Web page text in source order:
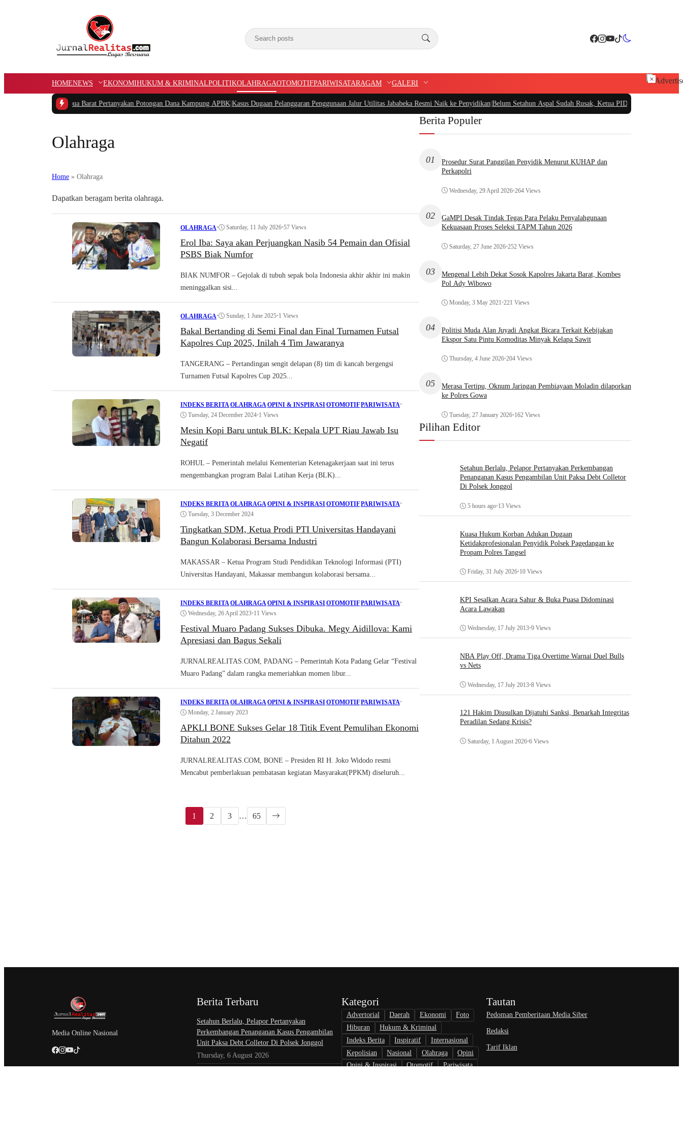
HOMENEWS EKONOMIHUKUM & KRIMINALPOLITIKOLAHRAGAOTOMOTIFPARIWISATARAGAM GALERI
PIDAR Papua Barat Pertanyakan Potongan Dana Kampung APBK|Kasus Dugaan Pelanggaran Penggunaan Jalur Utilitas Jababeka Resmi Naik ke Penyidikan|Belum Setahun Aspal Sudah Rusak, Ketua PIDAR Papua Barat Minta
Olahraga
Home » Olahraga
Dapatkan beragam berita olahraga.
OLAHRAGA• Saturday, 11 July 2026•57 Views
Erol Iba: Saya akan Perjuangkan Nasib 54 Pemain dan Ofisial
PSBS Biak Numfor
BIAK NUMFOR – Gejolak di tubuh sepak bola Indonesia akhir akhir ini makin
meninggalkan sisi...
OLAHRAGA• Sunday, 1 June 2025•1 Views
Bakal Bertanding di Semi Final dan Final Turnamen Futsal
Kapolres Cup 2025, Inilah 4 Tim Jawaranya
TANGERANG – Pertandingan sengit delapan (8) tim di kancah bergengsi
Turnamen Futsal Kapolres Cup 2025...
INDEKS BERITA|OLAHRAGA|OPINI & INSPIRASI|OTOMOTIF|PARIWISATA•
Tuesday, 24 December 2024•1 Views
Mesin Kopi Baru untuk BLK: Kepala UPT Riau Jawab Isu
Negatif
ROHUL – Pemerintah melalui Kementerian Ketenagakerjaan saat ini terus
mengembangkan program Balai Latihan Kerja (BLK)...
INDEKS BERITA|OLAHRAGA|OPINI & INSPIRASI|OTOMOTIF|PARIWISATA•
Tuesday, 3 December 2024
Tingkatkan SDM, Ketua Prodi PTI Universitas Handayani
Bangun Kolaborasi Bersama Industri
MAKASSAR – Ketua Program Studi Pendidikan Teknologi Informasi (PTI)
Universitas Handayani, Makassar membangun kolaborasi bersama...
INDEKS BERITA|OLAHRAGA|OPINI & INSPIRASI|OTOMOTIF|PARIWISATA•
Wednesday, 26 April 2023•11 Views
Festival Muaro Padang Sukses Dibuka. Megy Aidillova: Kami
Apresiasi dan Bagus Sekali
JURNALREALITAS.COM, PADANG – Pemerintah Kota Padang Gelar “Festival
Muaro Padang” dalam rangka memeriahkan momen libur...
INDEKS BERITA|OLAHRAGA|OPINI & INSPIRASI|OTOMOTIF|PARIWISATA•
Monday, 2 January 2023
APKLI BONE Sukses Gelar 18 Titik Event Pemulihan Ekonomi
Ditahun 2022
JURNALREALITAS.COM, BONE – Presiden RI H. Joko Widodo resmi
Mencabut pemberlakuan pembatasan kegiatan Masyarakat(PPKM) diseluruh...
1 2 3 … 65
Berita Populer
01
Prosedur Surat Panggilan Penyidik Menurut KUHAP dan
Perkapolri
Wednesday, 29 April 2026•264 Views
02
GaMPI Desak Tindak Tegas Para Pelaku Penyalahgunaan
Kekuasaan Proses Seleksi TAPM Tahun 2026
Saturday, 27 June 2026•252 Views
03
Mengenal Lebih Dekat Sosok Kapolres Jakarta Barat, Kombes
Pol Ady Wibowo
Monday, 3 May 2021•221 Views
04
Politisi Muda Alan Juyadi Angkat Bicara Terkait Kebijakan
Ekspor Satu Pintu Komoditas Minyak Kelapa Sawit
Thursday, 4 June 2026•204 Views
05
Merasa Tertipu, Oknum Jaringan Pembiayaan Moladin dilaporkan
ke Polres Gowa
Tuesday, 27 January 2026•162 Views
Pilihan Editor
Setahun Berlalu, Pelapor Pertanyakan Perkembangan
Penanganan Kasus Pengambilan Unit Paksa Debt Colletor
Di Polsek Jonggol
5 hours ago•13 Views
Kuasa Hukum Korban Adukan Dugaan
Ketidakprofesionalan Penyidik Polsek Pagedangan ke
Propam Polres Tangsel
Friday, 31 July 2026•10 Views
KPI Sesalkan Acara Sahur & Buka Puasa Didominasi
Acara Lawakan
Wednesday, 17 July 2013•9 Views
NBA Play Off, Drama Tiga Overtime Warnai Duel Bulls
vs Nets
Wednesday, 17 July 2013•8 Views
121 Hakim Diusulkan Dijatuhi Sanksi, Benarkah Integritas
Peradilan Sedang Krisis?
Saturday, 1 August 2026•6 Views
Media Online Nasional
Berita Terbaru
Setahun Berlalu, Pelapor Pertanyakan
Perkembangan Penanganan Kasus Pengambilan
Unit Paksa Debt Colletor Di Polsek Jonggol
Thursday, 6 August 2026
Kategori
Advertorial Daerah Ekonomi
Foto
Hiburan
Hukum & Kriminal
Indeks Berita
Inspiratif
Internasional
Kepolisian
Nasional Olahraga
Opini
Opini & Inspirasi
Otomotif
Pariwisata
Tautan
Pedoman Pemberitaan Media Siber
Redaksi
Tarif Iklan
×